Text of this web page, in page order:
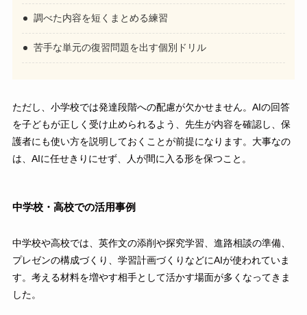
調べた内容を短くまとめる練習
苦手な単元の復習問題を出す個別ドリル
ただし、小学校では発達段階への配慮が欠かせません。AIの回答
を子どもが正しく受け止められるよう、先生が内容を確認し、保
護者にも使い方を説明しておくことが前提になります。大事なの
は、AIに任せきりにせず、人が間に入る形を保つこと。
中学校・高校での活用事例
中学校や高校では、英作文の添削や探究学習、進路相談の準備、
プレゼンの構成づくり、学習計画づくりなどにAIが使われていま
す。考える材料を増やす相手として活かす場面が多くなってきま
した。